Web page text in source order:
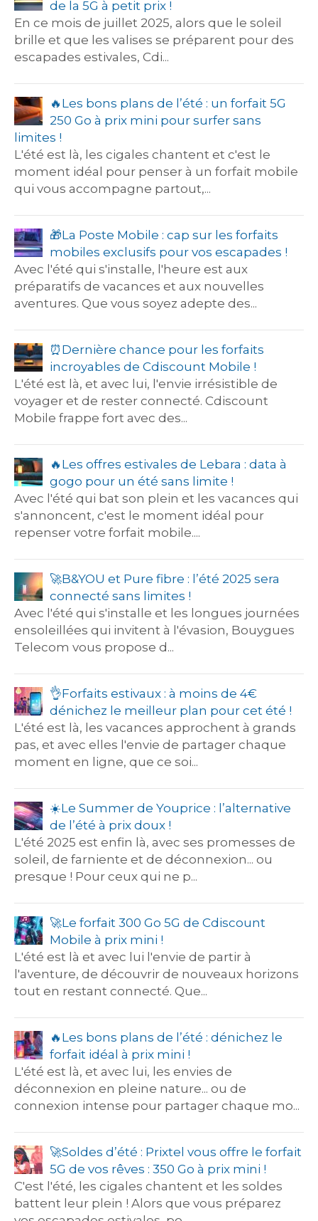
de la 5G à petit prix !
En ce mois de juillet 2025, alors que le soleil
brille et que les valises se préparent pour des
escapades estivales, Cdi...
​🔥​Les bons plans de l’été : un forfait 5G
250 Go à prix mini pour surfer sans
limites !
L'été est là, les cigales chantent et c'est le
moment idéal pour penser à un forfait mobile
qui vous accompagne partout,...
​​🎁​La Poste Mobile : cap sur les forfaits
mobiles exclusifs pour vos escapades !
Avec l'été qui s'installe, l'heure est aux
préparatifs de vacances et aux nouvelles
aventures. Que vous soyez adepte des...
​⏰​Dernière chance pour les forfaits
incroyables de Cdiscount Mobile !
L'été est là, et avec lui, l'envie irrésistible de
voyager et de rester connecté. Cdiscount
Mobile frappe fort avec des...
🔥​Les offres estivales de Lebara : data à
gogo pour un été sans limite !
Avec l'été qui bat son plein et les vacances qui
s'annoncent, c'est le moment idéal pour
repenser votre forfait mobile....
🚀​B&YOU et Pure fibre : l’été 2025 sera
connecté sans limites !
Avec l'été qui s'installe et les longues journées
ensoleillées qui invitent à l'évasion, Bouygues
Telecom vous propose d...
​👌​Forfaits estivaux : à moins de 4€
dénichez le meilleur plan pour cet été !
L'été est là, les vacances approchent à grands
pas, et avec elles l'envie de partager chaque
moment en ligne, que ce soi...
☀️​Le Summer de Youprice : l’alternative
de l’été à prix doux !
L'été 2025 est enfin là, avec ses promesses de
soleil, de farniente et de déconnexion... ou
presque ! Pour ceux qui ne p...
🚀​Le forfait 300 Go 5G de Cdiscount
Mobile à prix mini !
L'été est là et avec lui l'envie de partir à
l'aventure, de découvrir de nouveaux horizons
tout en restant connecté. Que...
🔥​Les bons plans de l’été : dénichez le
forfait idéal à prix mini !
L'été est là, et avec lui, les envies de
déconnexion en pleine nature... ou de
connexion intense pour partager chaque mo...
​​🚀​Soldes d’été : Prixtel vous offre le forfait
5G de vos rêves : 350 Go à prix mini !
C'est l'été, les cigales chantent et les soldes
battent leur plein ! Alors que vous préparez